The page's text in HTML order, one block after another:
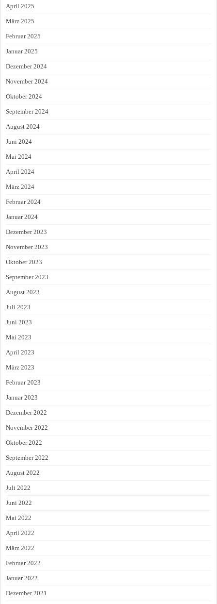
April 2025
März 2025
Februar 2025
Januar 2025
Dezember 2024
November 2024
Oktober 2024
September 2024
August 2024
Juni 2024
Mai 2024
April 2024
März 2024
Februar 2024
Januar 2024
Dezember 2023
November 2023
Oktober 2023
September 2023
August 2023
Juli 2023
Juni 2023
Mai 2023
April 2023
März 2023
Februar 2023
Januar 2023
Dezember 2022
November 2022
Oktober 2022
September 2022
August 2022
Juli 2022
Juni 2022
Mai 2022
April 2022
März 2022
Februar 2022
Januar 2022
Dezember 2021